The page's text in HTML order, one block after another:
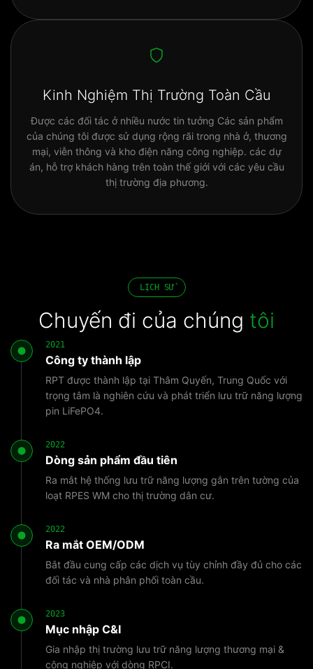
Kinh Nghiệm Thị Trường Toàn Cầu
Được các đối tác ở nhiều nước tin tưởng Các sản phẩm
của chúng tôi được sử dụng rộng rãi trong nhà ở, thương
mại, viễn thông và kho điện năng công nghiệp. các dự
án, hỗ trợ khách hàng trên toàn thế giới với các yêu cầu
thị trường địa phương.
LỊCH SỬ
Chuyến đi của chúng tôi
2021
Công ty thành lập
RPT được thành lập tại Thâm Quyến, Trung Quốc với
trọng tâm là nghiên cứu và phát triển lưu trữ năng lượng
pin LiFePO4.
2022
Dòng sản phẩm đầu tiên
Ra mắt hệ thống lưu trữ năng lượng gắn trên tường của
loạt RPES WM cho thị trường dân cư.
2022
Ra mắt OEM/ODM
Bắt đầu cung cấp các dịch vụ tùy chỉnh đầy đủ cho các
đối tác và nhà phân phối toàn cầu.
2023
Mục nhập C&I
Gia nhập thị trường lưu trữ năng lượng thương mại &
công nghiệp với dòng RPCI.